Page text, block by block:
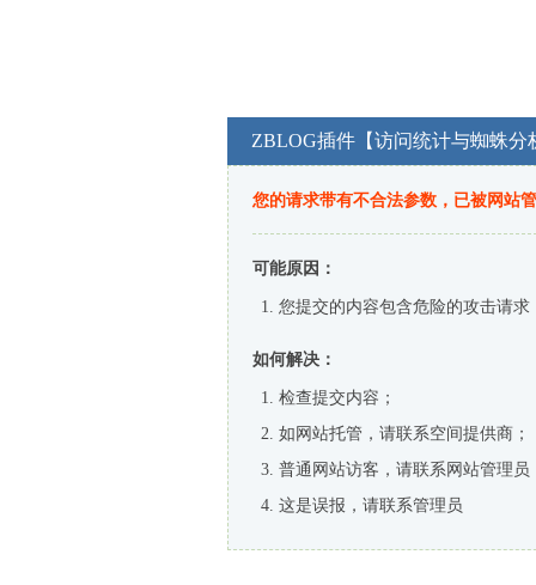
ZBLOG插件【访问统计与蜘蛛分
您的请求带有不合法参数，已被网站
可能原因：
您提交的内容包含危险的攻击请求
如何解决：
检查提交内容；
如网站托管，请联系空间提供商；
普通网站访客，请联系网站管理员
这是误报，请联系管理员